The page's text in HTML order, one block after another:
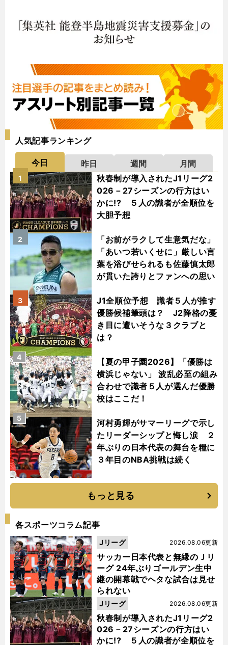
人気記事ランキング
今日 昨日 週間
月間
秋春制が導入されたJ1リーグ2
026－27シーズンの行方はい
かに!? ５人の識者が全順位を
大胆予想
1
「お前がラクして生意気だな」
「あいつ若いくせに」厳しい言
葉を浴びせられるも佐藤慎太郎
が貫いた誇りとファンへの思い
2
J1全順位予想 識者５人が推す
優勝候補筆頭は？ J2降格の憂
き目に遭いそうな３クラブと
は？
3
【夏の甲子園2026】「優勝は
横浜じゃない」 波乱必至の組み
合わせで識者５人が選んだ優勝
校はここだ！
4
河村勇輝がサマーリーグで示し
たリーダーシップと悔し涙 ２
年ぶりの日本代表の舞台を糧に
３年目のNBA挑戦は続く
5
もっと見る
各スポーツコラム記事
サッカー日本代表と無縁のＪリ
ーグ 24年ぶりゴールデン生中
継の開幕戦でヘタな試合は見せ
られない
2026.08.06更新
Jリーグ
秋春制が導入されたJ1リーグ2
026－27シーズンの行方はい
かに!? ５人の識者が全順位を
2026.08.06更新
Jリーグ